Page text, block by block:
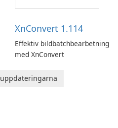
access information across
XnConvert 1.114
Effektiv bildbatchbearbetning
med XnConvert